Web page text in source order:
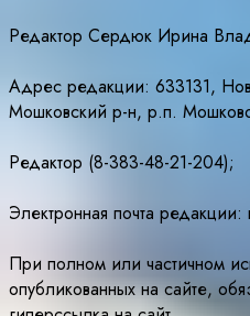
Редактор Сердюк Ирина
Адрес редакции: 633131,
Мошковский р-н, р.п.
Редактор (8-383-48-21-204);
Электронная почта редакции:
При полном или частичном
опубликованных на сайте,